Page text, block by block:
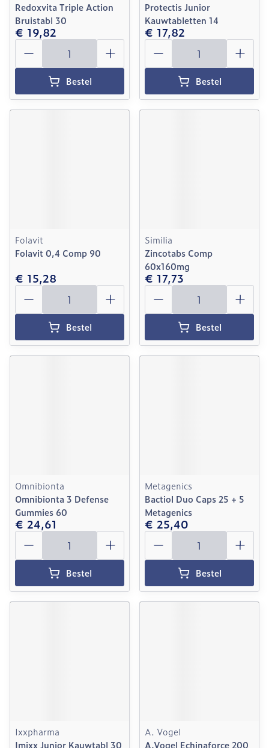
Redoxvita Triple Action
Bruistabl 30
€ 19,82
Aantal
Bestel
Protectis Junior
Kauwtabletten 14
€ 17,82
Aantal
Bestel
Folavit
Folavit 0,4 Comp 90
€ 15,28
Aantal
Bestel
Similia
Zincotabs Comp
60x160mg
€ 17,73
Aantal
Bestel
Omnibionta
Omnibionta 3 Defense
Gummies 60
€ 24,61
Aantal
Bestel
Metagenics
Bactiol Duo Caps 25 + 5
Metagenics
€ 25,40
Aantal
Bestel
Ixxpharma
Imixx Junior Kauwtabl 30
A. Vogel
A.Vogel Echinaforce 200